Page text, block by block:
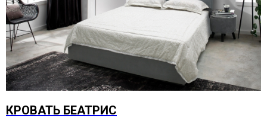
КРОВАТЬ БЕАТРИС